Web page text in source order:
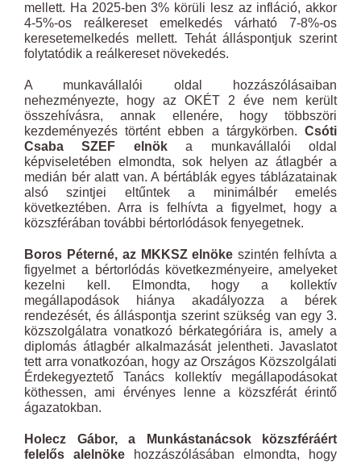
mellett. Ha 2025-ben 3% körüli lesz az infláció, akkor
4-5%-os reálkereset emelkedés várható 7-8%-os
keresetemelkedés mellett. Tehát álláspontjuk szerint
folytatódik a reálkereset növekedés.
A munkavállalói oldal hozzászólásaiban
nehezményezte, hogy az OKÉT 2 éve nem került
összehívásra, annak ellenére, hogy többszöri
kezdeményezés történt ebben a tárgykörben. Csóti
Csaba SZEF elnöka munkavállalói oldal
képviseletében elmondta, sok helyen az átlagbér a
medián bér alatt van. A bértáblák egyes táblázatainak
alsó szintjei eltűntek a minimálbér emelés
következtében. Arra is felhívta a figyelmet, hogy a
közszférában további bértorlódások fenyegetnek.
Boros Péterné, az MKKSZ elnöke szintén felhívta a
figyelmet a bértorlódás következményeire, amelyeket
kezelni kell. Elmondta, hogy a kollektív
megállapodások hiánya akadályozza a bérek
rendezését, és álláspontja szerint szükség van egy 3.
közszolgálatra vonatkozó bérkategóriára is, amely a
diplomás átlagbér alkalmazását jelentheti. Javaslatot
tett arra vonatkozóan, hogy az Országos Közszolgálati
Érdekegyeztető Tanács kollektív megállapodásokat
köthessen, ami érvényes lenne a közszférát érintő
ágazatokban.
Holecz Gábor, a Munkástanácsok közszféráért
felelős alelnöke hozzászólásában elmondta, hogy